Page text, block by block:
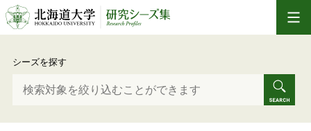
シーズを探す